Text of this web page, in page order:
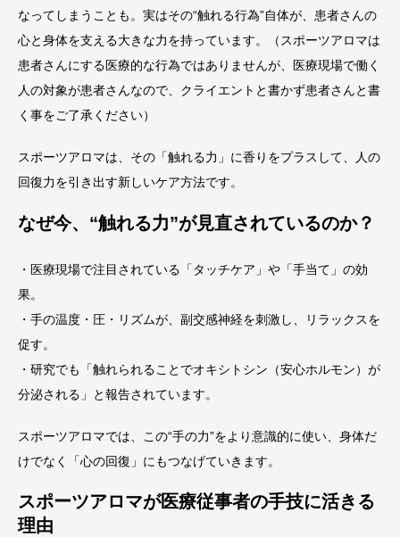
なってしまうことも。実はその“触れる行為”自体が、患者さんの
心と身体を支える大きな力を持っています。（スポーツアロマは
患者さんにする医療的な行為ではありませんが、医療現場で働く
人の対象が患者さんなので、クライエントと書かず患者さんと書
く事をご了承ください）
スポーツアロマは、その「触れる力」に香りをプラスして、人の
回復力を引き出す新しいケア方法です。
なぜ今、“触れる力”が見直されているのか？
・医療現場で注目されている「タッチケア」や「手当て」の効
果。
・手の温度・圧・リズムが、副交感神経を刺激し、リラックスを
促す。
・研究でも「触れられることでオキシトシン（安心ホルモン）が
分泌される」と報告されています。
スポーツアロマでは、この“手の力”をより意識的に使い、身体だ
けでなく「心の回復」にもつなげていきます。
スポーツアロマが医療従事者の手技に活きる
理由